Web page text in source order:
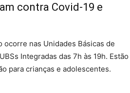
contra Covid-19 e
ocorre nas Unidades Básicas de
Integradas das 7h às 19h. Estão
para crianças e adolescentes.